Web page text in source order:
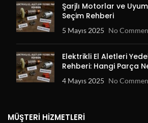
Şarjlı Motorlar ve
Seçim Rehberi
5 Mayıs 2025 No
Elektrikli El Aletleri
Rehberi: Hangi Parça
4 Mayıs 2025 No
MÜŞTERI HIZMETLERI